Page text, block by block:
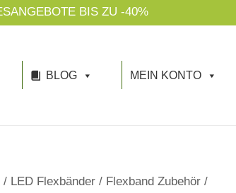
BIS ZU -40%
BLOG MEIN KONTO
/ LED Flexbänder / Flexband Zubehör /